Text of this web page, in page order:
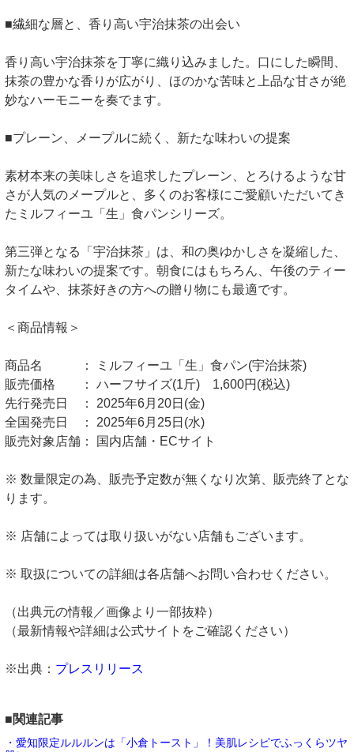
■繊細な層と、香り高い宇治抹茶の出会い
香り高い宇治抹茶を丁寧に織り込みました。口にした瞬間、
抹茶の豊かな香りが広がり、ほのかな苦味と上品な甘さが絶
妙なハーモニーを奏でます。
■プレーン、メープルに続く、新たな味わいの提案
素材本来の美味しさを追求したプレーン、とろけるような甘
さが人気のメープルと、多くのお客様にご愛顧いただいてき
たミルフィーユ「生」食パンシリーズ。
第三弾となる「宇治抹茶」は、和の奥ゆかしさを凝縮した、
新たな味わいの提案です。朝食にはもちろん、午後のティー
タイムや、抹茶好きの方への贈り物にも最適です。
＜商品情報＞
商品名 ： ミルフィーユ「生」食パン(宇治抹茶)
販売価格 ： ハーフサイズ(1斤) 1,600円(税込)
先行発売日 ： 2025年6月20日(金)
全国発売日 ： 2025年6月25日(水)
販売対象店舗： 国内店舗・ECサイト
※ 数量限定の為、販売予定数が無くなり次第、販売終了とな
ります。
※ 店舗によっては取り扱いがない店舗もございます。
※ 取扱についての詳細は各店舗へお問い合わせください。
（出典元の情報／画像より一部抜粋）
（最新情報や詳細は公式サイトをご確認ください）
※出典： プレスリリース
■関連記事
・愛知限定ルルルンは「小倉トースト」！美肌レシピでふっくらツヤ